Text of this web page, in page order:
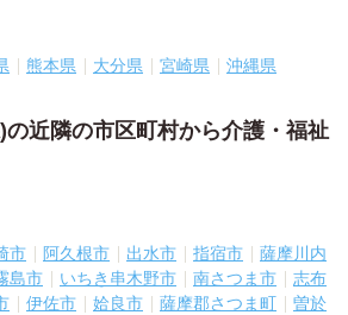
熊本県 大分県 宮崎県 沖縄県
近隣の市区町村から介護・福祉
市 阿久根市 出水市 指宿市
薩摩川内
島市 いちき串木野市 南さつま市
志布
伊佐市 姶良市 薩摩郡さつま町
曽於